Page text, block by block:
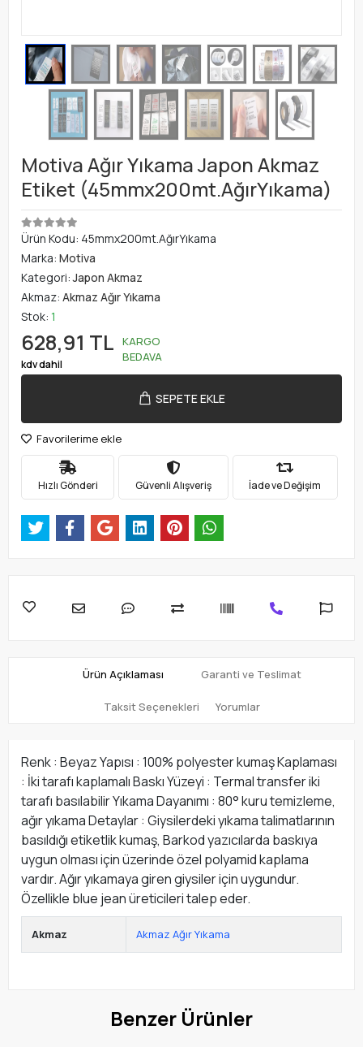
Motiva Ağır Yıkama Japon Akmaz
Etiket (45mmx200mt.AğırYıkama)
Ürün Kodu: 45mmx200mt.AğırYıkama
Marka: Motiva
Kategori:Japon Akmaz
Akmaz: Akmaz Ağır Yıkama
Stok: 1
628,91 TL
kdv dahil
KARGO
BEDAVA
SEPETE EKLE
Favorilerime ekle
Hızlı Gönderi Güvenli Alışveriş İade ve Değişim
Ürün Açıklaması Garanti ve Teslimat
Taksit Seçenekleri Yorumlar
Renk : Beyaz Yapısı : 100% polyester kumaş Kaplaması
: İki tarafı kaplamalı Baskı Yüzeyi : Termal transfer iki
tarafı basılabilir Yıkama Dayanımı : 80° kuru temizleme,
ağır yıkama Detaylar : Giysilerdeki yıkama talimatlarının
basıldığı etiketlik kumaş, Barkod yazıcılarda baskıya
uygun olması için üzerinde özel polyamid kaplama
vardır. Ağır yıkamaya giren giysiler için uygundur.
Özellikle blue jean üreticileri talep eder.
Akmaz Akmaz Ağır Yıkama
Benzer Ürünler